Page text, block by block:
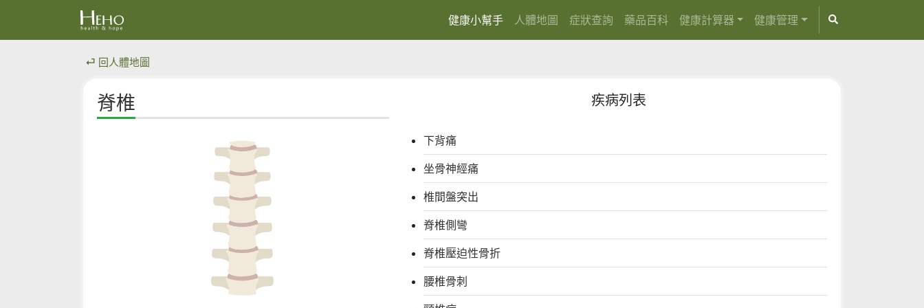
健康小幫手 (current)
人體地圖 症狀查詢 藥品百科 健康計算器 健康管理
⏎ 回人體地圖
脊椎 疾病列表
下背痛
坐骨神經痛
椎間盤突出
脊椎側彎
脊椎壓迫性骨折
腰椎骨刺